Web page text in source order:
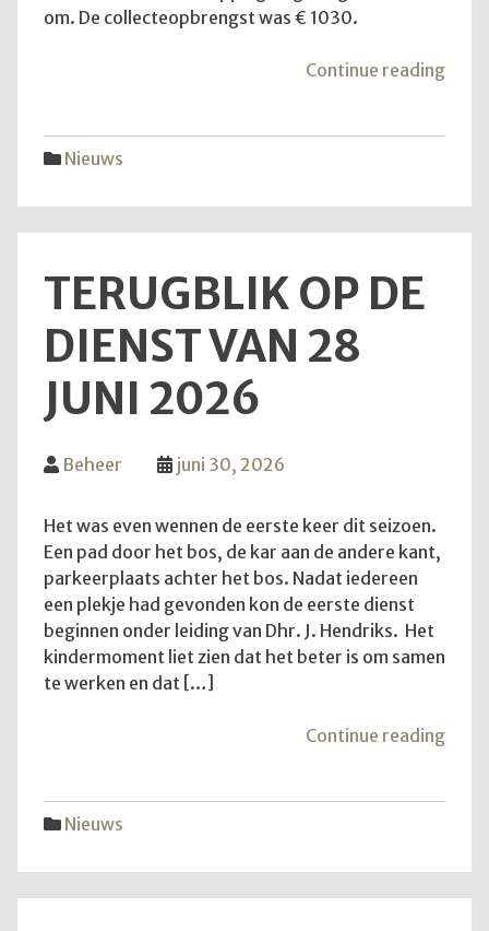
om. De collecteopbrengst was € 1030.
Continue reading
Nieuws
TERUGBLIK OP DE
DIENST VAN 28
JUNI 2026
Beheer juni 30, 2026
Het was even wennen de eerste keer dit seizoen.
Een pad door het bos, de kar aan de andere kant,
parkeerplaats achter het bos. Nadat iedereen
een plekje had gevonden kon de eerste dienst
beginnen onder leiding van Dhr. J. Hendriks. Het
kindermoment liet zien dat het beter is om samen
te werken en dat […]
Continue reading
Nieuws